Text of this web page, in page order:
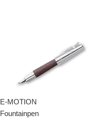
E-MOTION
Fountainpen